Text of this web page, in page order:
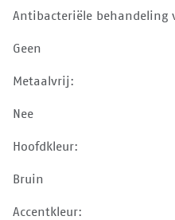
Antibacteriële behandeling
Geen
Metaalvrij:
Nee
Hoofdkleur:
Bruin
Accentkleur: